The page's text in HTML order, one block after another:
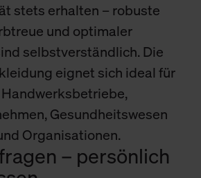
stets erhalten – robuste
und optimaler
selbstverständlich. Die
eignet sich ideal für
Gesundheitswesen
Organisationen.
– persönlich